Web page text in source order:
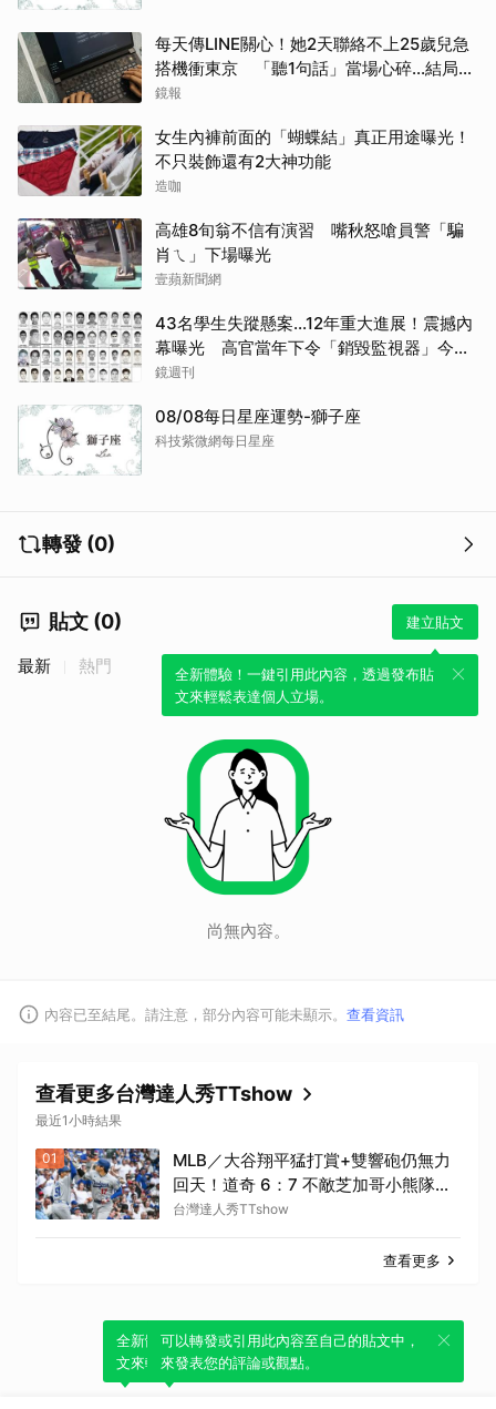
每天傳LINE關心！她2天聯絡不上25歲兒急
搭機衝東京 「聽1句話」當場心碎...結局看
哭網
鏡報
女生內褲前面的「蝴蝶結」真正用途曝光！
不只裝飾還有2大神功能
造咖
高雄8旬翁不信有演習 嘴秋怒嗆員警「騙
肖ㄟ」下場曝光
壹蘋新聞網
43名學生失蹤懸案...12年重大進展！震撼內
幕曝光 高官當年下令「銷毀監視器」今遭
逮
鏡週刊
08/08每日星座運勢-獅子座
科技紫微網每日星座
轉發 (0)
貼文 (0) 建立貼文
全新體驗！一鍵引用此內容，透過發布貼
文來輕鬆表達個人立場。
最新 熱門
尚無內容。
內容已至結尾。請注意，部分內容可能未顯示。 查看資訊
查看更多台灣達人秀TTshow
最近1小時結果
01
MLB／大谷翔平猛打賞+雙響砲仍無力
回天！道奇 6：7 不敵芝加哥小熊隊連
續兩個系列賽遭橫掃 苦吞6連敗
台灣達人秀TTshow
查看更多
全新體驗！一鍵引用此內容，透過發布貼
文來輕鬆表達個人立場。
可以轉發或引用此內容至自己的貼文中，
來發表您的評論或觀點。